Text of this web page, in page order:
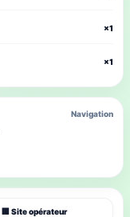
🏢 Site opérateur
×1
×1
Navigation